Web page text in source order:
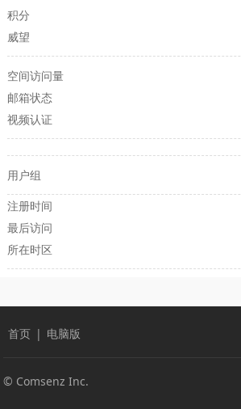
积分
威望
空间访问量
邮箱状态
视频认证
用户组
注册时间
最后访问
所在时区
首页 | 电脑版
© Comsenz Inc.